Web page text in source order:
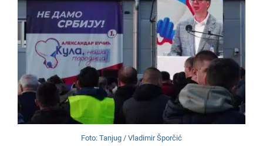
Foto: Tanjug / Vladimir Šporčić